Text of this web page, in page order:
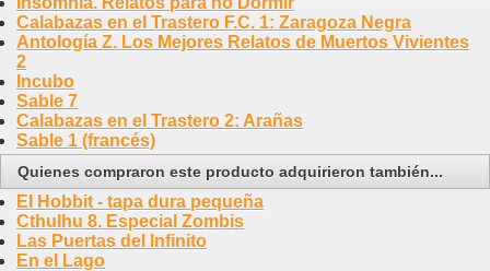
Calabazas en el Trastero F.C. 1: Zaragoza Negra
Antología Z. Los Mejores Relatos de Muertos Vivientes
2
Incubo
Sable 7
Calabazas en el Trastero 2: Arañas
Sable 1 (francés)
Quienes compraron este producto adquirieron también...
El Hobbit - tapa dura pequeña
Cthulhu 8. Especial Zombis
Las Puertas del Infinito
En el Lago